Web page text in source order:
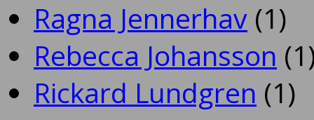
Ragna Jennerhav (1)
Rebecca Johansson
Rickard Lundgren (1)